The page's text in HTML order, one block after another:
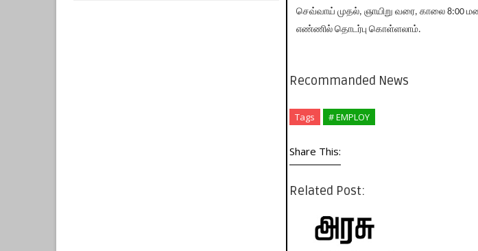
செவ்வாய் முதல், ஞாயிறு வரை, காலை 8:00
எண்ணில் தொடர்பு கொள்ளலாம்.
Recommanded News
Tags # EMPLOY
Share This:
Related Post: